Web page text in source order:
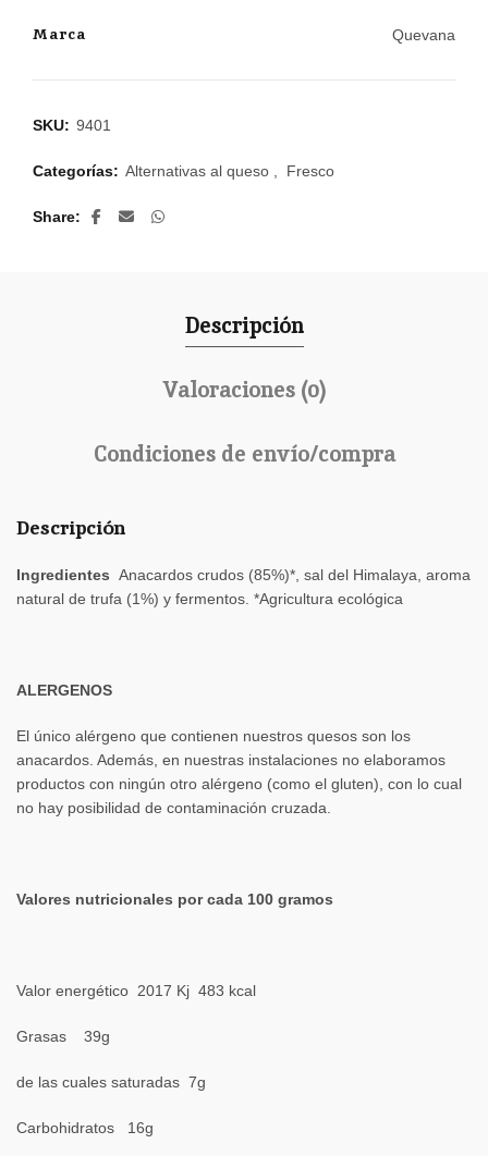
Marca Quevana
SKU: 9401
Categorías: Alternativas al queso , Fresco
Share
Descripción
Valoraciones (0)
Condiciones de envío/compra
Descripción
Ingredientes Anacardos crudos (85%)*, sal del Himalaya, aroma
natural de trufa (1%) y fermentos. *Agricultura ecológica
ALERGENOS
El único alérgeno que contienen nuestros quesos son los
anacardos. Además, en nuestras instalaciones no elaboramos
productos con ningún otro alérgeno (como el gluten), con lo cual
no hay posibilidad de contaminación cruzada.
Valores nutricionales por cada 100 gramos
Valor energético 2017 Kj 483 kcal
Grasas 39g
de las cuales saturadas 7g
Carbohidratos 16g